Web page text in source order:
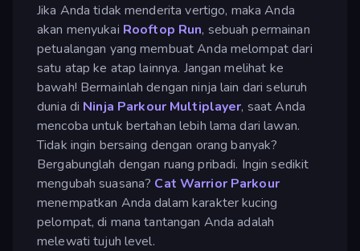
Jika Anda tidak menderita vertigo, maka Anda
akan menyukai Rooftop Run, sebuah permainan
petualangan yang membuat Anda melompat dari
satu atap ke atap lainnya. Jangan melihat ke
bawah! Bermainlah dengan ninja lain dari seluruh
dunia di Ninja Parkour Multiplayer, saat Anda
mencoba untuk bertahan lebih lama dari lawan.
Tidak ingin bersaing dengan orang banyak?
Bergabunglah dengan ruang pribadi. Ingin sedikit
mengubah suasana? Cat Warrior Parkour
menempatkan Anda dalam karakter kucing
pelompat, di mana tantangan Anda adalah
melewati tujuh level.